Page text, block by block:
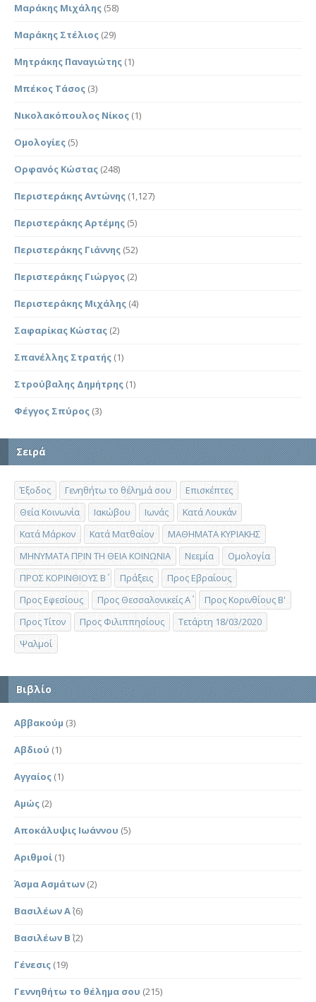
Μαράκης Μιχάλης (58)
Μαράκης Στέλιος (29)
Μητράκης Παναγιώτης (1)
Μπέκος Τάσος (3)
Νικολακόπουλος Νίκος (1)
Ομολογίες (5)
Ορφανός Κώστας (248)
Περιστεράκης Αντώνης (1,127)
Περιστεράκης Αρτέμης (5)
Περιστεράκης Γιάννης (52)
Περιστεράκης Γιώργος (2)
Περιστεράκης Μιχάλης (4)
Σαφαρίκας Κώστας (2)
Σπανέλλης Στρατής (1)
Στρούβαλης Δημήτρης (1)
Φέγγος Σπύρος (3)
Σειρά
Έξοδος Γενηθήτω το θέλημά σου
Επισκέπτες
Θεία Κοινωνία
Ιακώβου Ιωνάς
Κατά Λουκάν
Κατά Μάρκον
Κατά Ματθαίον
ΜΑΘΗΜΑΤΑ ΚΥΡΙΑΚΗΣ
ΜΗΝΥΜΑΤΑ ΠΡΙΝ ΤΗ ΘΕΙΑ ΚΟΙΝΩΝΙΑ
Νεεμία
Ομολογία
ΠΡΟΣ ΚΟΡΙΝΘΙΟΥΣ Β΄
Πράξεις
Προς Εβραίους
Προς Εφεσίους
Προς Θεσσαλονικείς Α΄
Προς Κορινθίους Β'
Προς Τίτον
Προς Φιλιππησίους
Τετάρτη 18/03/2020
Ψαλμοί
Βιβλίο
Αββακούμ (3)
Αβδιού (1)
Αγγαίος (1)
Αμώς (2)
Αποκάλυψις Ιωάννου (5)
Αριθμοί (1)
Άσμα Ασμάτων (2)
Βασιλέων Α΄(6)
Βασιλέων Β΄ (2)
Γένεσις (19)
Γεννηθήτω το θέλημα σου (215)